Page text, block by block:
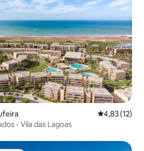
Priemerné
4,83 (12)
- Vila das Lagoas